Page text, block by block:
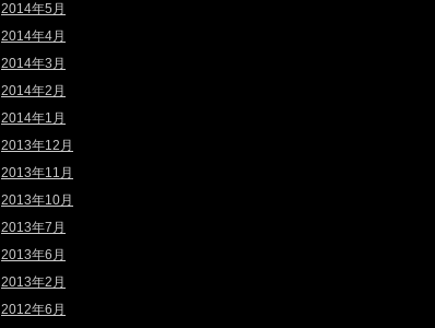
2014年5月
2014年4月
2014年3月
2014年2月
2014年1月
2013年12月
2013年11月
2013年10月
2013年7月
2013年6月
2013年2月
2012年6月